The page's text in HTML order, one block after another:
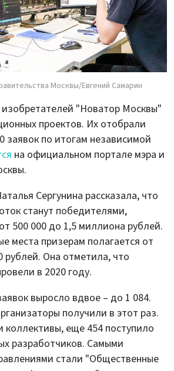
Москвы/Евгений Самарин
изобретателей "Новатор Москвы"
проектов. Их отобрали
заявок по итогам независимой
на официальном портале мэра и
Сергунина рассказала, что
станут победителями,
500 000 до 1,5 миллиона рублей.
места призерам полагается от
рублей. Она отметила, что
в 2020 году.
выросло вдвое – до 1 084.
получили в этот раз.
коллективы, еще 454 поступило
разработчиков. Самыми
стали "Общественные